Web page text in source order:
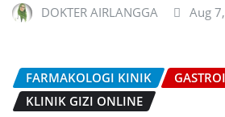
DOKTER AIRLANGGA Aug
FARMAKOLOGI KINIK
KLINIK GIZI ONLINE